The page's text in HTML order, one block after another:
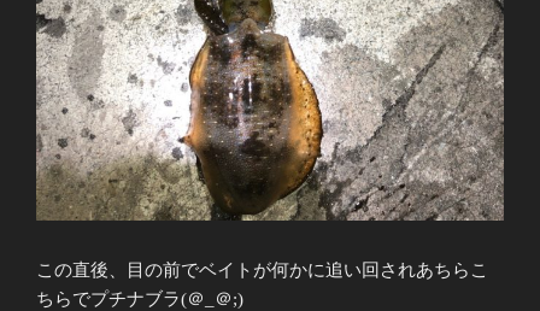
この直後、目の前でベイトが何かに追い回されあちらこ
ちらでプチナブラ(＠_＠;)